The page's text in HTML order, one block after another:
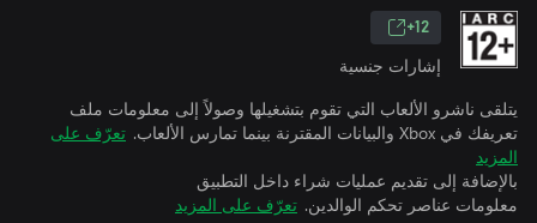
12+
إشارات جنسية
يتلقى ناشرو الألعاب التي تقوم بتشغيلها وصولاً إلى معلومات ملف
تعريفك في Xbox والبيانات المقترنة بينما تمارس الألعاب.
تعرّف على
المزيد
بالإضافة إلى تقديم عمليات شراء داخل التطبيق
معلومات عناصر تحكم الوالدين. تعرّف على المزيد